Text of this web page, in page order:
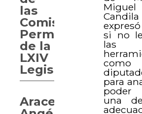
Miguel
si no
las
como
para
poder
una
las
Comisiones
Permanentes
de la
LXIV
Legislatura
Aracely